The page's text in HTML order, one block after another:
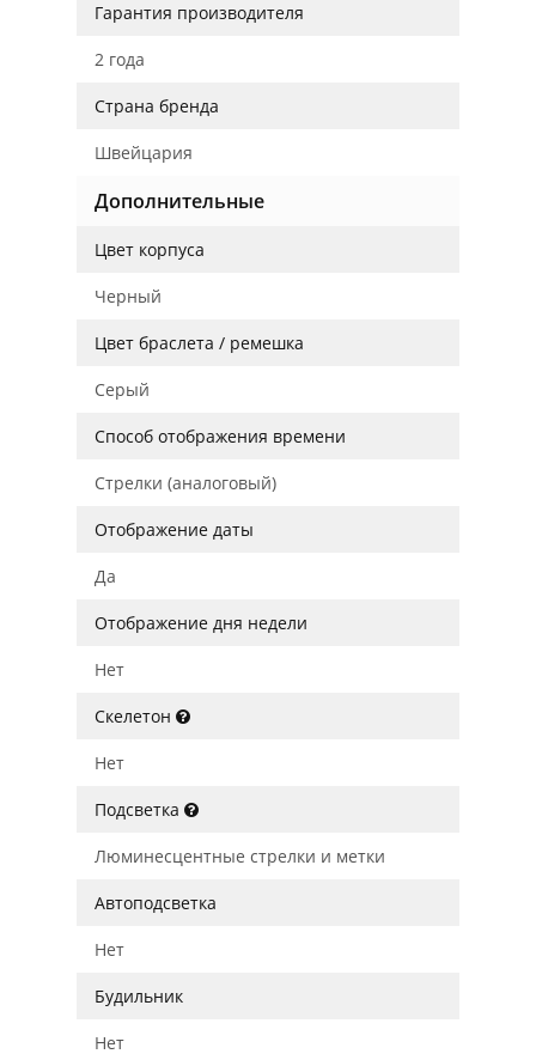
Гарантия производителя
2 года
Страна бренда
Швейцария
Дополнительные
Цвет корпуса
Черный
Цвет браслета / ремешка
Серый
Способ отображения времени
Стрелки (аналоговый)
Отображение даты
Да
Отображение дня недели
Нет
Скелетон
Нет
Подсветка
Люминесцентные стрелки и метки
Автоподсветка
Нет
Будильник
Нет